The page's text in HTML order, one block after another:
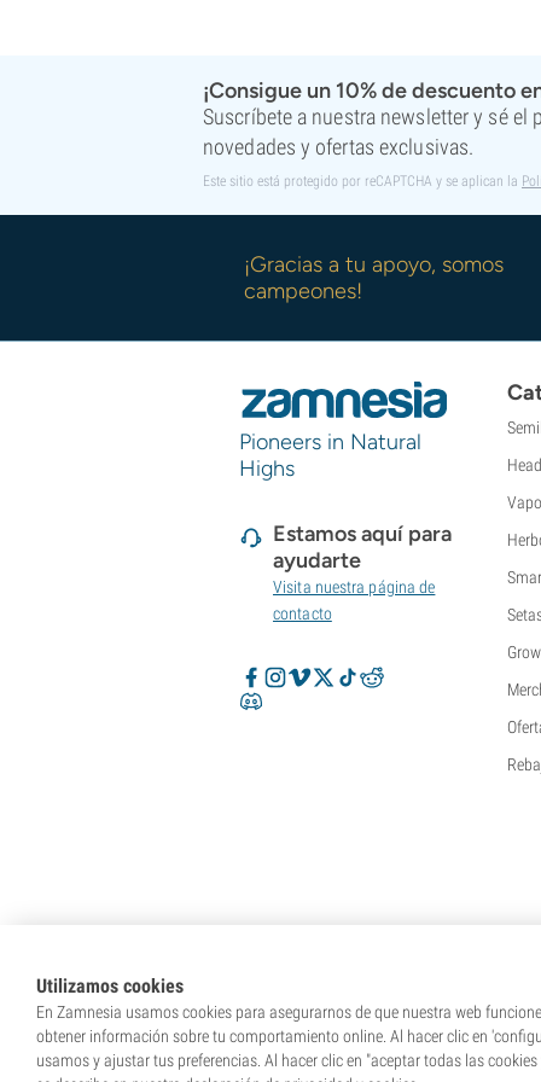
¡Consigue un 10% de descuento
Suscríbete a nuestra newsletter y sé el
novedades y ofertas exclusivas.
Este sitio está protegido por reCAPTCHA y se aplican la
¡Gracias a tu apoyo, somos
campeones!
Pioneers in Natural
Highs
Estamos aquí para
ayudarte
Visita nuestra página de
contacto
Utilizamos cookies
En Zamnesia usamos cookies para asegurarnos de que nuestra web
obtener información sobre tu comportamiento online. Al hacer clic en
usamos y ajustar tus preferencias. Al hacer clic en "aceptar todas las